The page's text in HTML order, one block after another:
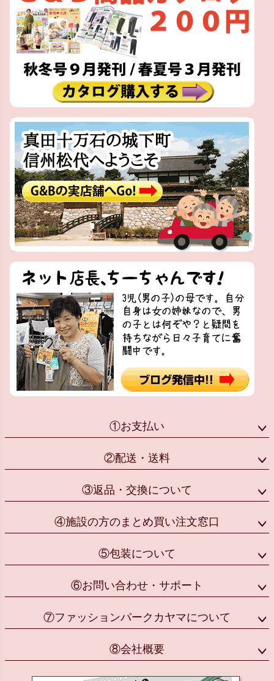
へ
①お支払い
②配送・送料
③返品・交換について
④施設の方のまとめ買い注文窓口
⑤包装について
⑥お問い合わせ・サポート
⑦ファッションパークカヤマについて
⑧会社概要